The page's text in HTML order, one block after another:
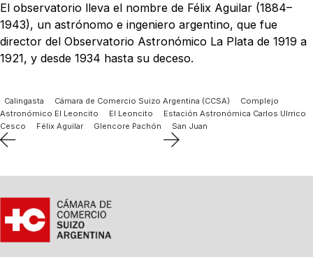
El observatorio lleva el nombre de Félix Aguilar (1884–
1943), un astrónomo e ingeniero argentino, que fue
director del Observatorio Astronómico La Plata de 1919 a
1921, y desde 1934 hasta su deceso.
Calingasta Cámara de Comercio Suizo Argentina (CCSA)
Complejo
Astronómico El Leoncito
El Leoncito
Estación Astronómica Carlos Ulrrico
Cesco
Félix Aguilar Glencore Pachón San Juan